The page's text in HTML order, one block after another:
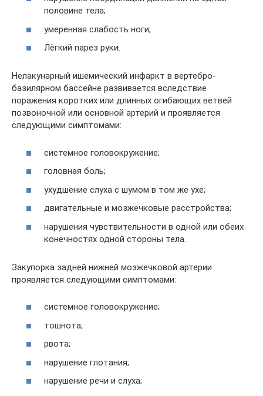
половине тела;
умеренная слабость ноги;
Лёгкий парез руки.
Нелакунарный ишемический инфаркт в вертебро-
базилярном бассейне развивается вследствие
поражения коротких или длинных огибающих ветвей
позвоночной или основной артерий и проявляется
следующими симптомами:
системное головокружение;
головная боль;
ухудшение слуха с шумом в том же ухе;
двигательные и мозжечковые расстройства;
нарушения чувствительности в одной или обеих
конечностях одной стороны тела.
Закупорка задней нижней мозжечковой артерии
проявляется следующими симптомами:
системное головокружение;
тошнота;
рвота;
нарушение глотания;
нарушение речи и слуха;